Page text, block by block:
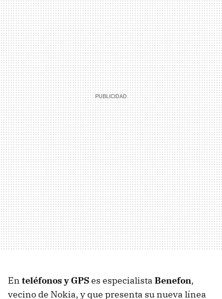
En teléfonos y GPSes especialista Benefon,
vecino de Nokia, y que presenta su nueva línea